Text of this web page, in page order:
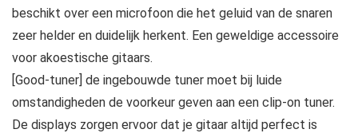
beschikt over een microfoon die het geluid van de snaren
zeer helder en duidelijk herkent. Een geweldige accessoire
voor akoestische gitaars.
[Good-tuner] de ingebouwde tuner moet bij luide
omstandigheden de voorkeur geven aan een clip-on tuner.
De displays zorgen ervoor dat je gitaar altijd perfect is